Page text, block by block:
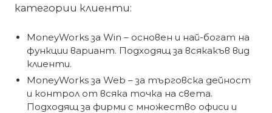
категории клиенти:
MoneyWorks за Win – основен и най-богат на
функции вариант. Подходящ за всякакъв вид
клиенти.
MoneyWorks за Web – за търговска дейност
и контрол от всяка точка на света.
Подходящ за фирми с множество офиси и